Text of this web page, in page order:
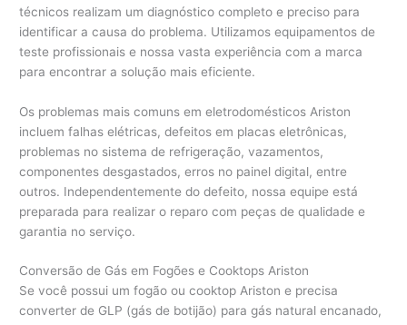
técnicos realizam um diagnóstico completo e preciso para
identificar a causa do problema. Utilizamos equipamentos de
teste profissionais e nossa vasta experiência com a marca
para encontrar a solução mais eficiente.
Os problemas mais comuns em eletrodomésticos Ariston
incluem falhas elétricas, defeitos em placas eletrônicas,
problemas no sistema de refrigeração, vazamentos,
componentes desgastados, erros no painel digital, entre
outros. Independentemente do defeito, nossa equipe está
preparada para realizar o reparo com peças de qualidade e
garantia no serviço.
Conversão de Gás em Fogões e Cooktops Ariston
Se você possui um fogão ou cooktop Ariston e precisa
converter de GLP (gás de botijão) para gás natural encanado,